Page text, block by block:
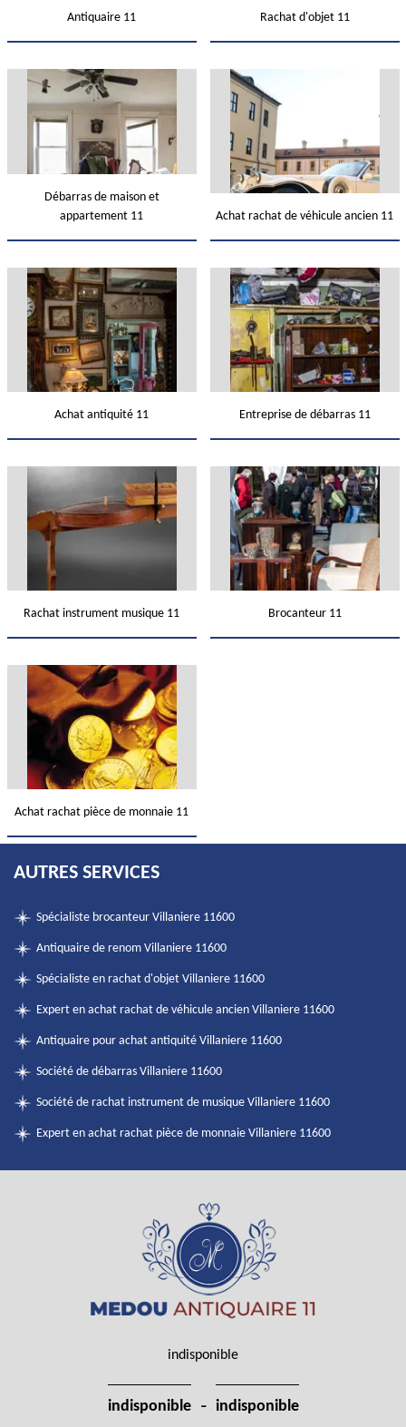
Antiquaire 11 Rachat d'objet 11
Débarras de maison et
appartement 11
Achat rachat de véhicule ancien 11
Achat antiquité 11 Entreprise de débarras 11
Rachat instrument musique 11 Brocanteur 11
Achat rachat pièce de monnaie 11
AUTRES SERVICES
Spécialiste brocanteur Villaniere 11600
Antiquaire de renom Villaniere 11600
Spécialiste en rachat d'objet Villaniere 11600
Expert en achat rachat de véhicule ancien Villaniere 11600
Antiquaire pour achat antiquité Villaniere 11600
Société de débarras Villaniere 11600
Société de rachat instrument de musique Villaniere 11600
Expert en achat rachat pièce de monnaie Villaniere 11600
indisponible
indisponible - indisponible